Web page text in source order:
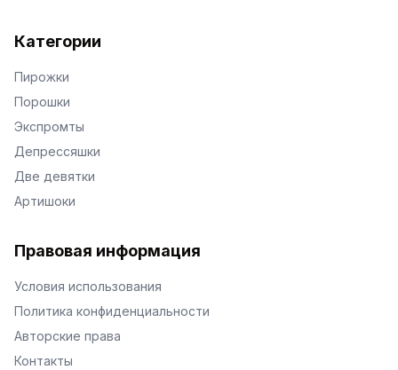
Категории
Пирожки
Порошки
Экспромты
Депрессяшки
Две девятки
Артишоки
Правовая информация
Условия использования
Политика конфиденциальности
Авторские права
Контакты